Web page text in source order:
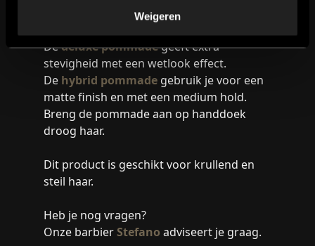
Weigeren
De Loods pommade is beschikbaar in
Dedeluxe pommadegeeft extra
stevigheid met een wetlook effect.
De hybrid pommade gebruik je voor een
matte finish en met een medium hold.
Breng de pommade aan op handdoek
droog haar.
Dit product is geschikt voor krullend en
steil haar.
Heb je nog vragen?
Onze barbierStefano adviseert je graag.